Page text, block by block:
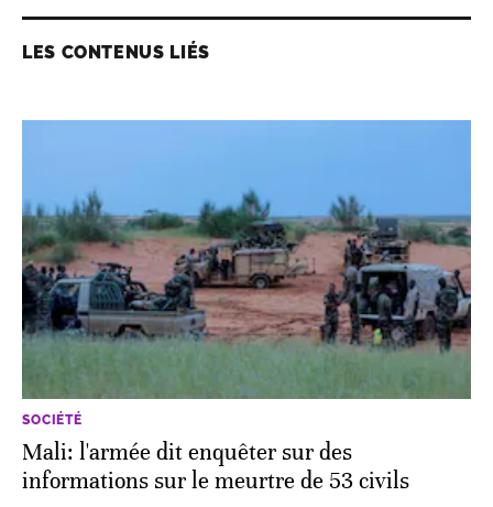
LES CONTENUS LIÉS
SOCIÉTÉ
Mali: l'armée dit enquêter sur des
informations sur le meurtre de 53 civils